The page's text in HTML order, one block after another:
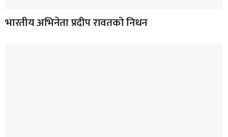
भारतीय अभिनेता प्रदीप रावतको निधन